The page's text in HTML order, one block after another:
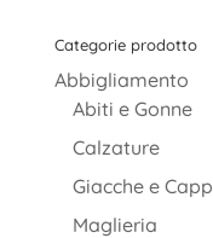
Categorie prodotto
Abbigliamento
Abiti e Gonne
Calzature
Giacche e
Maglieria